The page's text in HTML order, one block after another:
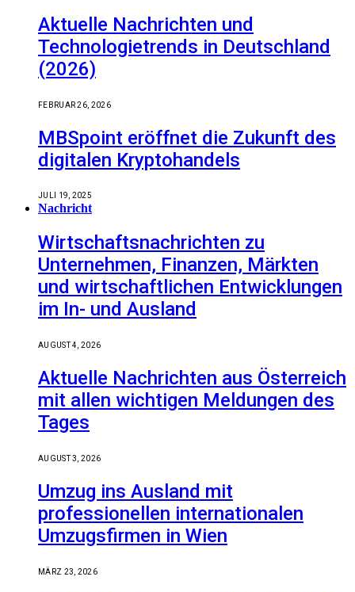
Aktuelle Nachrichten und
Technologietrends in Deutschland
(2026)
FEBRUAR 26, 2026
MBSpoint eröffnet die Zukunft des
digitalen Kryptohandels
JULI 19, 2025
Nachricht
Wirtschaftsnachrichten zu
Unternehmen, Finanzen, Märkten
und wirtschaftlichen Entwicklungen
im In- und Ausland
AUGUST 4, 2026
Aktuelle Nachrichten aus Österreich
mit allen wichtigen Meldungen des
Tages
AUGUST 3, 2026
Umzug ins Ausland mit
professionellen internationalen
Umzugsfirmen in Wien
MÄRZ 23, 2026